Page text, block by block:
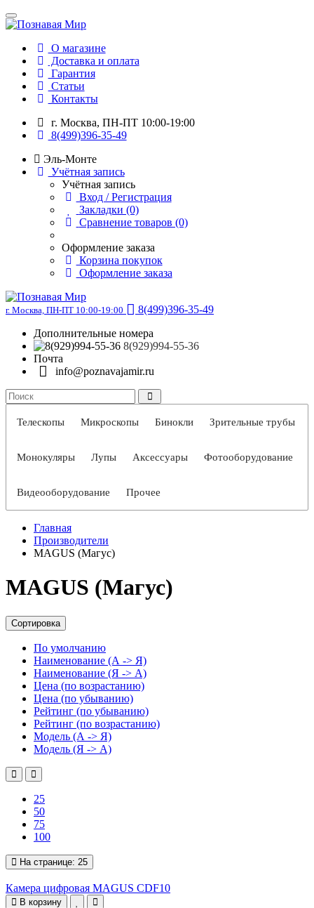
О магазине
Доставка и оплата
Гарантия
Статьи
Контакты
г. Москва, ПН-ПТ 10:00-19:00
8(499)396-35-49
Эль-Монте
Учётная запись
Учётная запись
Вход / Регистрация
Закладки (0)
Сравнение товаров (0)
Оформление заказа
Корзина покупок
Оформление заказа
г. Москва, ПН-ПТ 10:00-19:00
8(499)396-35-49
Дополнительные номера
8(929)994-55-36
Почта
info@poznavajamir.ru
Телескопы Микроскопы Бинокли Зрительные трубы
Монокуляры Лупы Аксессуары Фотооборудование
Видеооборудование Прочее
Главная
Производители
MAGUS (Магус)
MAGUS (Магус)
Сортировка
По умолчанию
Наименование (А -> Я)
Наименование (Я -> А)
Цена (по возрастанию)
Цена (по убыванию)
Рейтинг (по убыванию)
Рейтинг (по возрастанию)
Модель (А -> Я)
Модель (Я -> А)
25
50
75
100
На странице: 25
Камера цифровая MAGUS CDF10
В корзину